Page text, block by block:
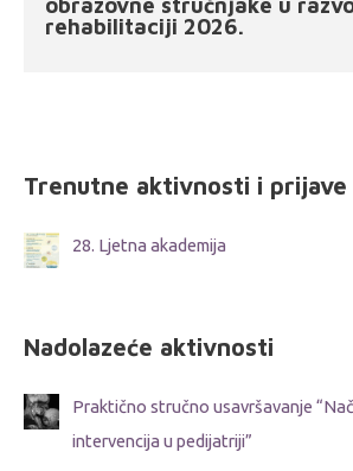
rehabilitaciji 2026.
Trenutne aktivnosti i prijave
28. Ljetna akademija
Nadolazeće aktivnosti
Praktično stručno usavršavanje
intervencija u pedijatriji”